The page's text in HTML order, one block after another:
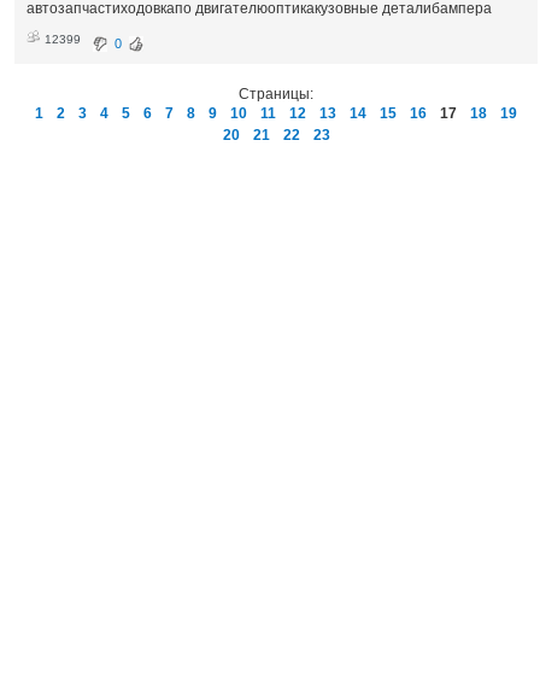
автозапчастиходовкапо двигателюоптикакузовные деталибампера
12399 0
Страницы:
1
2 3 4 5 6 7 8 9 10 11 12 13 14 15 16 17 18
19
20
21 22 23